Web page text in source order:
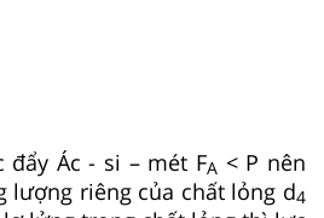
Ác - si – mét FA < P nên
lượng riêng của chất lỏng d4